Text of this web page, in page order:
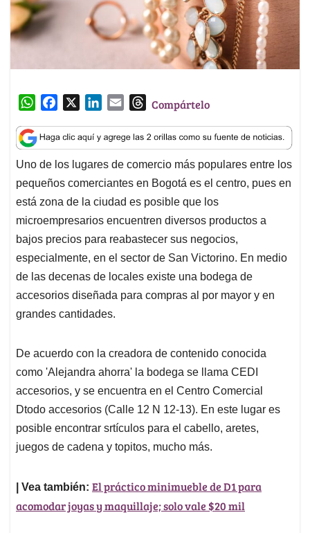
W
a
t
s
A
p
p
c
e
b
o
o
k
n
k
e
d
I
n
a
i
l
T
r
e
a
d
s
Compártelo
Uno de los lugares de comercio más populares entre los
pequeños comerciantes en Bogotá es el centro, pues en
está zona de la ciudad es posible que los
microempresarios encuentren diversos productos a
bajos precios para reabastecer sus negocios,
especialmente, en el sector de San Victorino. En medio
de las decenas de locales existe una bodega de
accesorios diseñada para compras al por mayor y en
grandes cantidades.
De acuerdo con la creadora de contenido conocida
como 'Alejandra ahorra' la bodega se llama CEDI
accesorios, y se encuentra en el Centro Comercial
Dtodo accesorios (Calle 12 N 12-13). En este lugar es
posible encontrar srtículos para el cabello, aretes,
juegos de cadena y topitos, mucho más.
| Vea también: El práctico minimueble de D1 para
acomodar joyas y maquillaje; solo vale $20 mil